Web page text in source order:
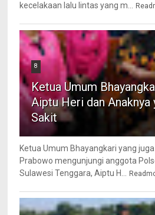
kecelakaan lalu lintas yang m...
8
Ketua Umum
Aiptu Heri dan Anaknya
Sakit
Ketua Umum Bhayangkari yang
Prabowo mengunjungi anggota
Sulawesi Tenggara, Aiptu H...